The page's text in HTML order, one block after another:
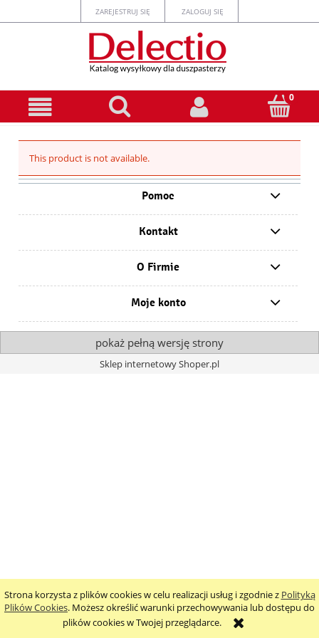
Strona korzysta z plików cookies w celu realizacji usług i zgodnie z Polityką
Plików Cookies. Możesz określić warunki przechowywania lub dostępu do
plików cookies w Twojej przeglądarce.
ZAREJESTRUJ SIĘ ZALOGUJ SIĘ
This product is not available.
Pomoc
Kontakt
O Firmie
Moje konto
pokaż pełną wersję strony
Sklep internetowy Shoper.pl